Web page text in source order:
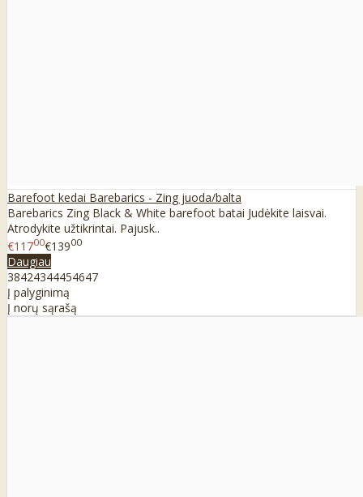
Barefoot kedai Barebarics - Zing juoda/balta
Barebarics Zing Black & White barefoot batai Judėkite laisvai.
Atrodykite užtikrintai. Pajusk..
€11700€13900
Daugiau
38424344454647
Į palyginimą
Į norų sąrašą